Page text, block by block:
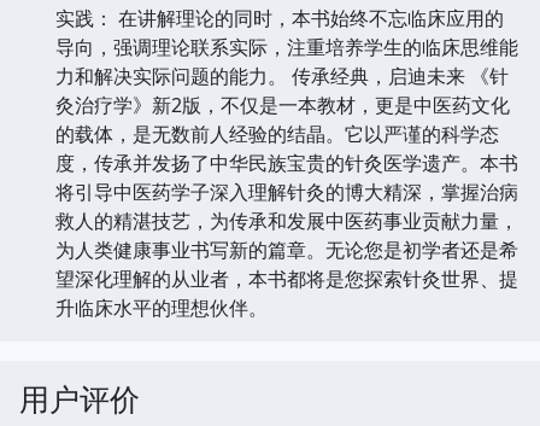
实践： 在讲解理论的同时，本书始终不忘临床应用的
导向，强调理论联系实际，注重培养学生的临床思维能
力和解决实际问题的能力。 传承经典，启迪未来 《针
灸治疗学》新2版，不仅是一本教材，更是中医药文化
的载体，是无数前人经验的结晶。它以严谨的科学态
度，传承并发扬了中华民族宝贵的针灸医学遗产。本书
将引导中医药学子深入理解针灸的博大精深，掌握治病
救人的精湛技艺，为传承和发展中医药事业贡献力量，
为人类健康事业书写新的篇章。无论您是初学者还是希
望深化理解的从业者，本书都将是您探索针灸世界、提
升临床水平的理想伙伴。
用户评价